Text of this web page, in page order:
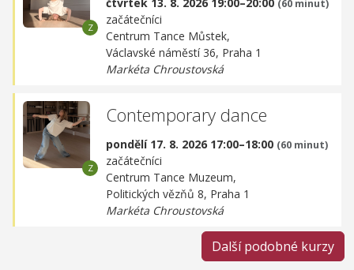
čtvrtek 13. 8. 2026 19:00–20:00 (60 minut)
začátečníci
Centrum Tance Můstek,
Václavské náměstí 36, Praha 1
Markéta Chroustovská
Contemporary dance
pondělí 17. 8. 2026 17:00–18:00 (60 minut)
začátečníci
Centrum Tance Muzeum,
Politických vězňů 8, Praha 1
Markéta Chroustovská
Další podobné kurzy